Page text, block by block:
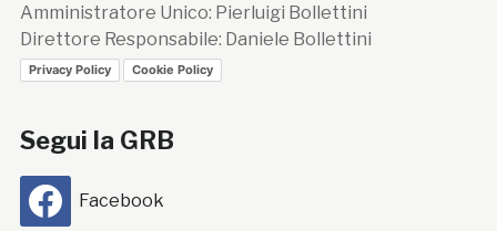
Amministratore Unico: Pierluigi Bollettini
Direttore Responsabile: Daniele Bollettini
Privacy Policy Cookie Policy
Segui la GRB
Facebook